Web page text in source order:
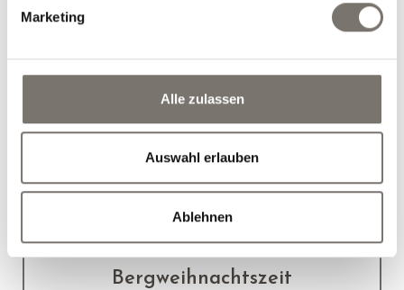
Marketing
Alle zulassen
Auswahl erlauben
Ablehnen
12.07.2026 bis 25.09.2026
Bergweihnachtszeit